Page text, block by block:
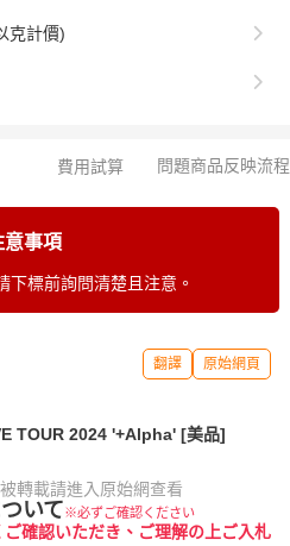
克計價)
費用試算 問題商品反映流程
意事項
下標前詢問清楚且注意。
翻譯 原始網頁
TOUR 2024 '+Alpha' [美品]
いて※必ずご確認ください
確認いただき、ご理解の上ご入札